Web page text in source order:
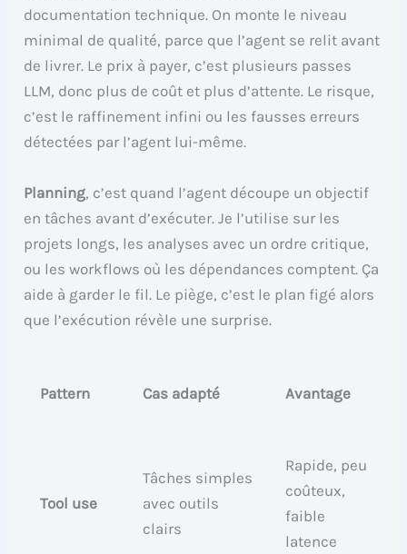
documentation technique. On monte le niveau
minimal de qualité, parce que l’agent se relit avant
de livrer. Le prix à payer, c’est plusieurs passes
LLM, donc plus de coût et plus d’attente. Le risque,
c’est le raffinement infini ou les fausses erreurs
détectées par l’agent lui-même.
Planning, c’est quand l’agent découpe un objectif
en tâches avant d’exécuter. Je l’utilise sur les
projets longs, les analyses avec un ordre critique,
ou les workflows où les dépendances comptent. Ça
aide à garder le fil. Le piège, c’est le plan figé alors
que l’exécution révèle une surprise.
Pattern Cas adapté Avantage
Tool use
Tâches simples
avec outils
clairs
Rapide, peu
coûteux,
faible
latence